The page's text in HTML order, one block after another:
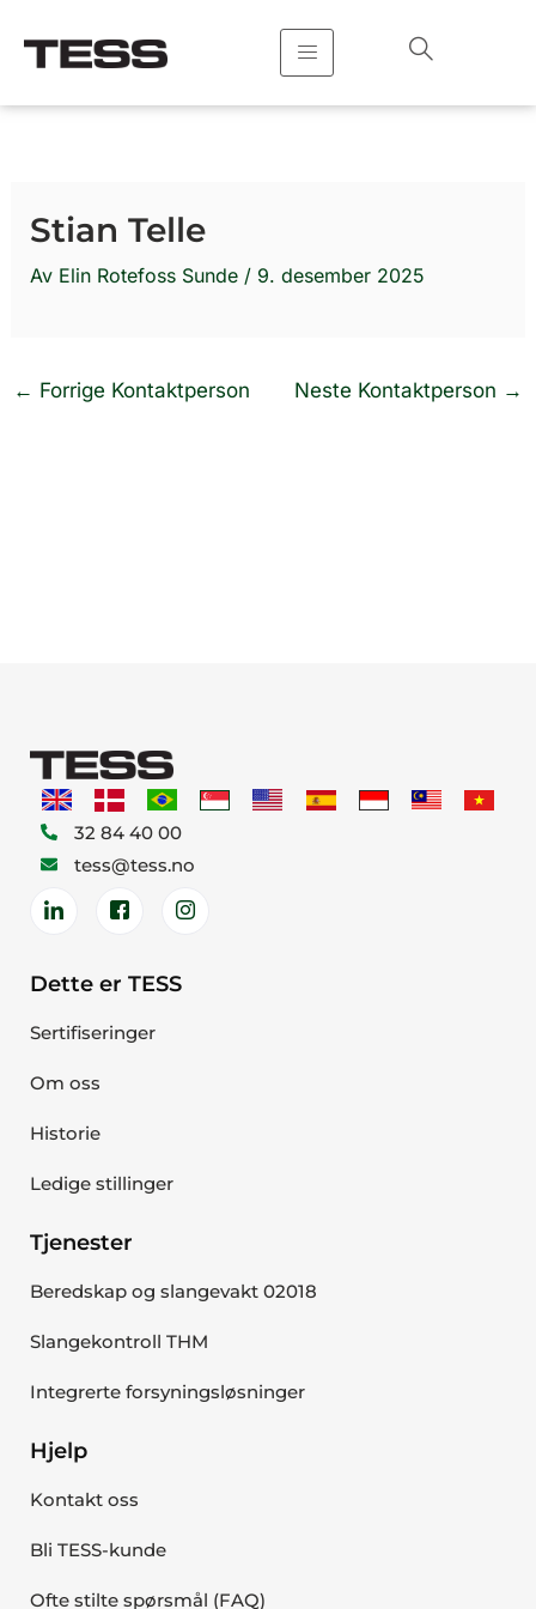
rett
Stian Telle
Av Elin Rotefoss Sunde / 9. desember 2025
← Forrige Kontaktperson Neste Kontaktperson →
32 84 40 00
tess@tess.no
Dette er TESS
Sertifiseringer
Om oss
Historie
Ledige stillinger
Tjenester
Beredskap og slangevakt 02018
Slangekontroll THM
Integrerte forsyningsløsninger
Hjelp
Kontakt oss
Bli TESS-kunde
Ofte stilte spørsmål (FAQ)